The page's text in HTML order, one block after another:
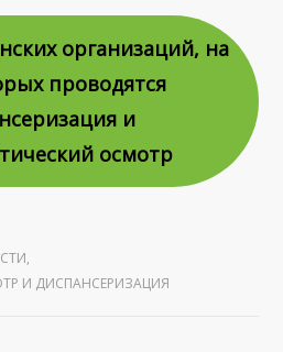
организаций, на
проводятся
и
осмотр
,
И ДИСПАНСЕРИЗАЦИЯ